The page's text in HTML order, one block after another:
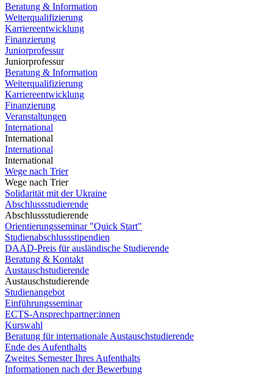
Beratung & Information
Weiterqualifizierung
Karriereentwicklung
Finanzierung
Juniorprofessur
Juniorprofessur
Beratung & Information
Weiterqualifizierung
Karriereentwicklung
Finanzierung
Veranstaltungen
International
International
International
International
Wege nach Trier
Wege nach Trier
Solidarität mit der Ukraine
Abschlussstudierende
Abschlussstudierende
Orientierungsseminar "Quick Start"
Studienabschlussstipendien
DAAD-Preis für ausländische Studierende
Beratung & Kontakt
Austauschstudierende
Austauschstudierende
Studienangebot
Einführungsseminar
ECTS-Ansprechpartner:innen
Kurswahl
Beratung für internationale Austauschstudierende
Ende des Aufenthalts
Zweites Semester Ihres Aufenthalts
Informationen nach der Bewerbung